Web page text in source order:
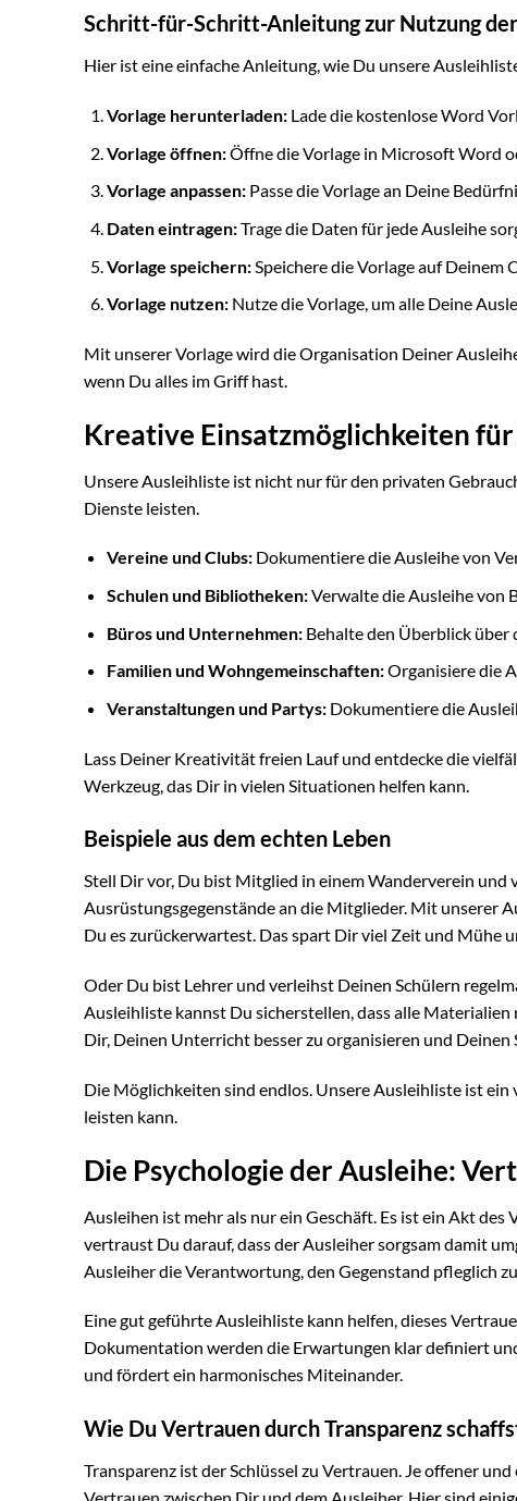
Schritt-für-Schritt-Anleitung zur Nutzung
Hier ist eine einfache Anleitung, wie Du unsere
Vorlage herunterladen:Lade die kostenlose Word
Vorlage öffnen:Öffne die Vorlage in Microsoft Word
Vorlage anpassen:Passe die Vorlage an Deine
Daten eintragen:Trage die Daten für jede Ausleihe
Vorlage speichern:Speichere die Vorlage auf Deinem
Vorlage nutzen:Nutze die Vorlage, um alle Deine
Mit unserer Vorlage wird die Organisation Deiner
wenn Du alles im Griff hast.
Kreative Einsatzmöglichkeiten
Unsere Ausleihliste ist nicht nur für den privaten
Dienste leisten.
Vereine und Clubs:Dokumentiere die Ausleihe von
Schulen und Bibliotheken:Verwalte die Ausleihe von
Büros und Unternehmen:Behalte den Überblick über
Familien und Wohngemeinschaften:Organisiere die
Veranstaltungen und Partys:Dokumentiere die
Lass Deiner Kreativität freien Lauf und entdecke die
Werkzeug, das Dir in vielen Situationen helfen kann.
Beispiele aus dem echten Leben
Stell Dir vor, Du bist Mitglied in einem Wanderverein
Ausrüstungsgegenstände an die Mitglieder. Mit unserer
Du es zurückerwartest. Das spart Dir viel Zeit und Mühe
Oder Du bist Lehrer und verleihst Deinen Schülern
Ausleihliste kannst Du sicherstellen, dass alle
Dir, Deinen Unterricht besser zu organisieren und
Die Möglichkeiten sind endlos. Unsere Ausleihliste ist
leisten kann.
Die Psychologie der Ausleihe:
Ausleihen ist mehr als nur ein Geschäft. Es ist ein Akt
vertraust Du darauf, dass der Ausleiher sorgsam damit
Ausleiher die Verantwortung, den Gegenstand pfleglich
Eine gut geführte Ausleihliste kann helfen, dieses
Dokumentation werden die Erwartungen klar definiert
und fördert ein harmonisches Miteinander.
Wie Du Vertrauen durch Transparenz
Transparenz ist der Schlüssel zu Vertrauen. Je offener